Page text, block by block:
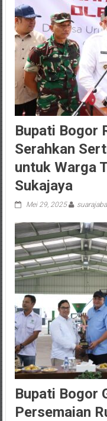
Bupati Bogor
Serahkan
untuk Warga
Sukajaya
Mei 29, 2025
Bupati Bogor
Persemaian